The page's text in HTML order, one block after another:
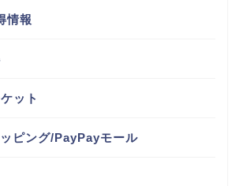
情報
ット
ピング/PayPayモール